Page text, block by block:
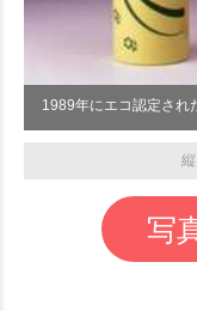
1989年にエコ認定され
写